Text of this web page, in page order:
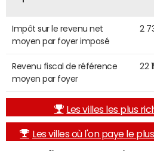
Impôt sur le revenu net
moyen par foyer imposé
2
Revenu fiscal de référence
moyen par foyer
22
Les villes les plus
Les villes où l'on paye le